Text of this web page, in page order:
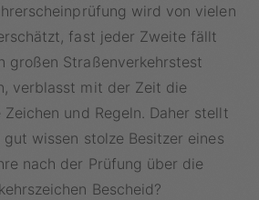
wird von vielen
fast jeder Zweite fällt
großen Straßenverkehrstest
verblasst mit der Zeit die
und Regeln. Daher stellt
wissen stolze Besitzer eines
nach der Prüfung über die
Bescheid?